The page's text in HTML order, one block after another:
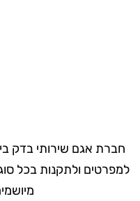
חברת אגם שירותי בדק
למפרטים ולתקנות בכל